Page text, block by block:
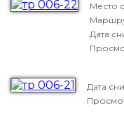
Место
Дата
Дата